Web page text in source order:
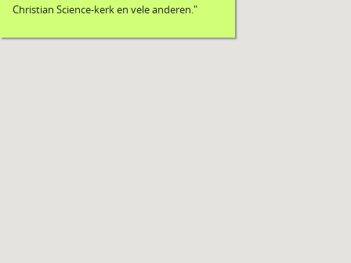
Christian Science-kerk en vele anderen."